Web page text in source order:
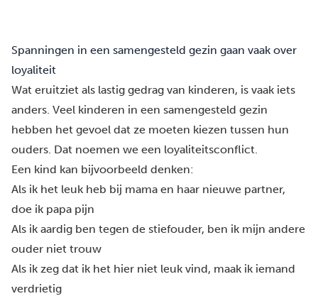
Spanningen in een samengesteld gezin gaan vaak over
loyaliteit
Wat eruitziet als lastig gedrag van kinderen, is vaak iets
anders. Veel kinderen in een samengesteld gezin
hebben het gevoel dat ze moeten kiezen tussen hun
ouders. Dat noemen we een loyaliteitsconflict.
Een kind kan bijvoorbeeld denken:
Als ik het leuk heb bij mama en haar nieuwe partner,
doe ik papa pijn
Als ik aardig ben tegen de stiefouder, ben ik mijn andere
ouder niet trouw
Als ik zeg dat ik het hier niet leuk vind, maak ik iemand
verdrietig